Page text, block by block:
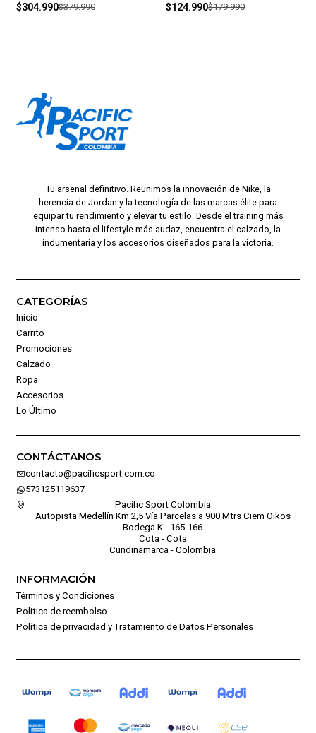
$304.990$379.990 $124.990$179.990
Tu arsenal definitivo. Reunimos la innovación de Nike, la
herencia de Jordan y la tecnología de las marcas élite para
equipar tu rendimiento y elevar tu estilo. Desde el training más
intenso hasta el lifestyle más audaz, encuentra el calzado, la
indumentaria y los accesorios diseñados para la victoria.
CATEGORÍAS
Inicio
Carrito
Promociones
Calzado
Ropa
Accesorios
Lo Último
CONTÁCTANOS
contacto@pacificsport.com.co
573125119637
Pacific Sport Colombia
Autopista Medellín Km 2,5 Vía Parcelas a 900 Mtrs Ciem Oikos
Bodega K - 165-166
Cota - Cota
Cundinamarca - Colombia
INFORMACIÓN
Términos y Condiciones
Politica de reembolso
Política de privacidad y Tratamiento de Datos Personales